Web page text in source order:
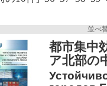
並べ
都市集中
ア北部の